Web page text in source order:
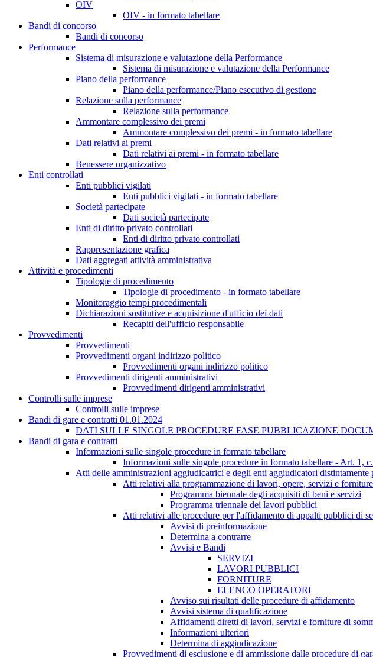
OIV
OIV - in formato tabellare
Bandi di concorso
Bandi di concorso
Performance
Sistema di misurazione e valutazione della Performance
Sistema di misurazione e valutazione della Performance
Piano della performance
Piano della performance/Piano esecutivo di gestione
Relazione sulla performance
Relazione sulla performance
Ammontare complessivo dei premi
Ammontare complessivo dei premi - in formato tabellare
Dati relativi ai premi
Dati relativi ai premi - in formato tabellare
Benessere organizzativo
Enti controllati
Enti pubblici vigilati
Enti pubblici vigilati - in formato tabellare
Società partecipate
Dati società partecipate
Enti di diritto privato controllati
Enti di diritto privato controllati
Rappresentazione grafica
Dati aggregati attività amministrativa
Attività e procedimenti
Tipologie di procedimento
Tipologie di procedimento - in formato tabellare
Monitoraggio tempi procedimentali
Dichiarazioni sostitutive e acquisizione d'ufficio dei dati
Recapiti dell'ufficio responsabile
Provvedimenti
Provvedimenti
Provvedimenti organi indirizzo politico
Provvedimenti organi indirizzo politico
Provvedimenti dirigenti amministrativi
Provvedimenti dirigenti amministrativi
Controlli sulle imprese
Controlli sulle imprese
Bandi di gare e contratti 01.01.2024
DATI SULLE SINGOLE PROCEDURE FASE PUBBLICAZIONE
Bandi di gara e contratti
Informazioni sulle singole procedure in formato tabellare
Informazioni sulle singole procedure in formato tabellare - Art. 1,
Atti delle amministrazioni aggiudicatrici e degli enti aggiudicatori distintamente
Atti relativi alla programmazione di lavori, opere, servizi e forniture
Programma biennale degli acquisiti di beni e servizi
Programma triennale dei lavori pubblici
Atti relativi alle procedure per l'affidamento di appalti pubblici di
Avvisi di preinformazione
Determina a contrarre
Avvisi e Bandi
SERVIZI
LAVORI PUBBLICI
FORNITURE
ELENCO OPERATORI
Avviso sui risultati delle procedure di affidamento
Avvisi sistema di qualificazione
Affidamenti diretti di lavori, servizi e forniture di
Informazioni ulteriori
Determina di aggiudicazione
Provvedimenti di esclusione e di ammissione dalle procedure di